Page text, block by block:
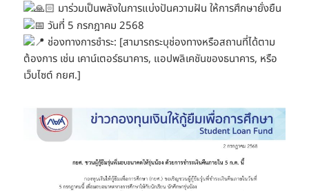
มาร่วมเป็นพลังในการแบ่งปันความฝัน ให้การศึกษายั่งยืน
วันที่ 5 กรกฎาคม 2568
ช่องทางการชำระ: [สามารถระบุช่องทางหรือสถานที่ได้ตาม
ต้องการ เช่น เคาน์เตอร์ธนาคาร, แอปพลิเคชันของธนาคาร, หรือ
เว็บไซต์ กยศ.]